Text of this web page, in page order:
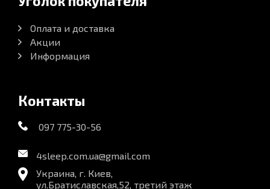
Оплата и доставка
Акции
Информация
Контакты
097 775-30-56
4sleep.com.ua@gmail.com
Украина, г. Киев,
ул.Братиславская,52, третий этаж